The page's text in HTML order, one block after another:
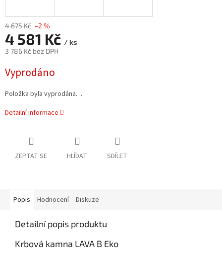
4 675 Kč –2 %
4 581 Kč / ks
3 786 Kč bez DPH
cena:
Vyprodáno
Položka byla vyprodána…
Detailní informace
ZEPTAT SE HLÍDAT SDÍLET
Popis Hodnocení Diskuze
Detailní popis produktu
Krbová kamna LAVA B Eko